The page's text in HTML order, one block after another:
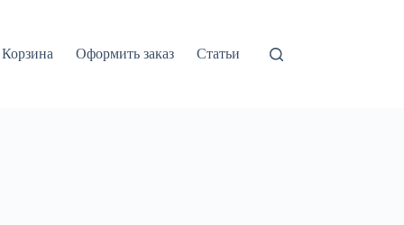
Корзина Оформить заказ Статьи